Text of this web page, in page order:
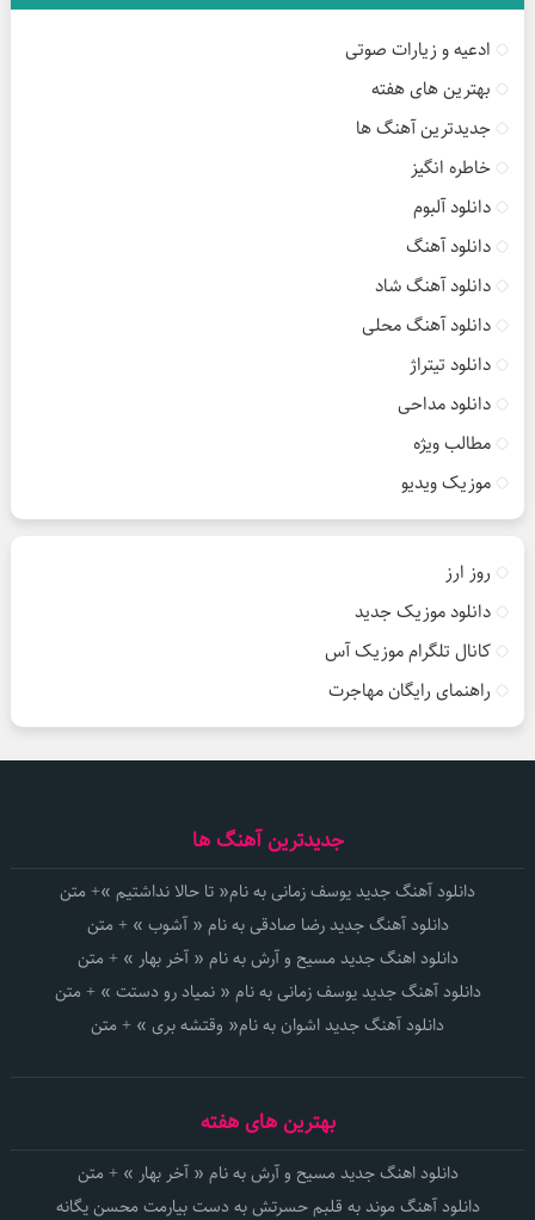
ادعیه و زیارات صوتی
بهترین های هفته
جدیدترین آهنگ ها
خاطره انگیز
دانلود آلبوم
دانلود آهنگ
دانلود آهنگ شاد
دانلود آهنگ محلی
دانلود تیتراژ
دانلود مداحی
مطالب ویژه
موزیک ویدیو
روز ارز
دانلود موزیک جدید
کانال تلگرام موزیک آس
راهنمای رایگان مهاجرت
جدیدترین آهنگ ها
دانلود آهنگ جدید یوسف زمانی به نام« تا حالا نداشتیم »+ متن
دانلود آهنگ جدید رضا صادقی به نام « آشوب » + متن
دانلود اهنگ جدید مسیح و آرش به نام « آخر بهار » + متن
دانلود آهنگ جدید یوسف زمانی به نام « نمیاد رو دستت » + متن
دانلود آهنگ جدید اشوان به نام« وقتشه بری » + متن
بهترین های هفته
دانلود اهنگ جدید مسیح و آرش به نام « آخر بهار » + متن
دانلود آهنگ موند به قلبم حسرتش به دست بیارمت محسن یگانه